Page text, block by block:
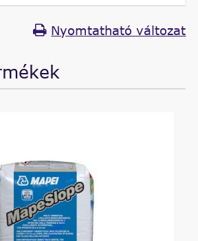
Nyomtatható változat